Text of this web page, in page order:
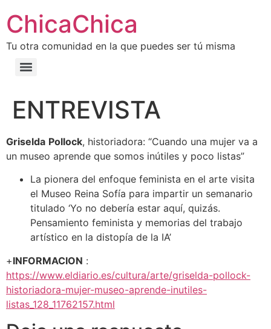
ChicaChica
Tu otra comunidad en la que puedes ser tú misma
ENTREVISTA
Griselda Pollock, historiadora: “Cuando una mujer va a
un museo aprende que somos inútiles y poco listas”
La pionera del enfoque feminista en el arte visita
el Museo Reina Sofía para impartir un semanario
titulado ‘Yo no debería estar aquí, quizás.
Pensamiento feminista y memorias del trabajo
artístico en la distopía de la IA’
+INFORMACION :
https://www.eldiario.es/cultura/arte/griselda-pollock-
historiadora-mujer-museo-aprende-inutiles-
listas_128_11762157.html